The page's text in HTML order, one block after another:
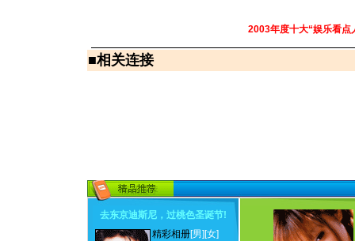
2003年度十大“娱乐看点
■相关连接
去东京迪斯尼，过桃色圣诞节!
精彩相册[男] [女]